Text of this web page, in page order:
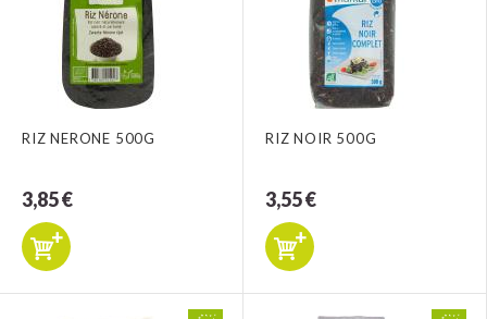
RIZ NERONE 500G
3,85 €
RIZ NOIR 500G
3,55 €